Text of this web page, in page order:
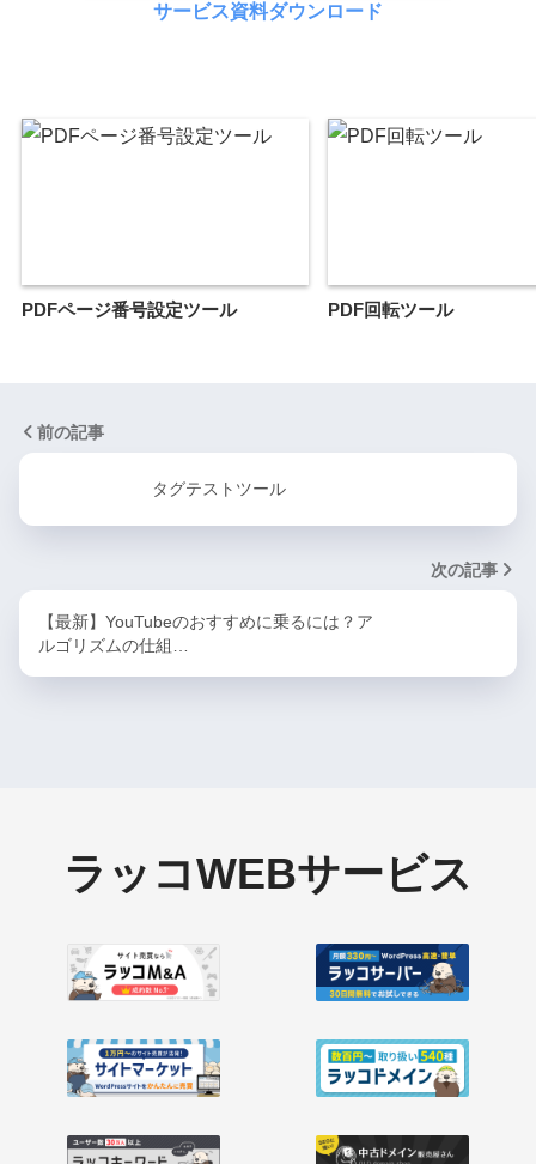
サービス資料ダウンロード
PDFページ番号設定ツール PDF回転ツール
前の記事
タグテストツール
次の記事
【最新】YouTubeのおすすめに乗るには？ア
ルゴリズムの仕組…
ラッコWEBサービス